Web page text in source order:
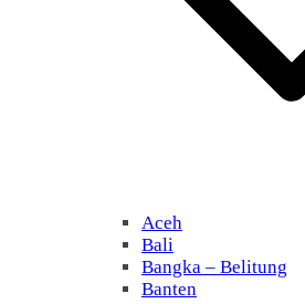
Aceh
Bali
Bangka – Belitung
Banten